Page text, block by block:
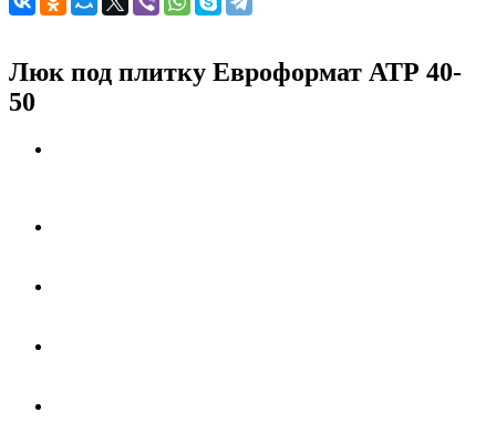
Люк под плитку Евроформат АТР 40-
50